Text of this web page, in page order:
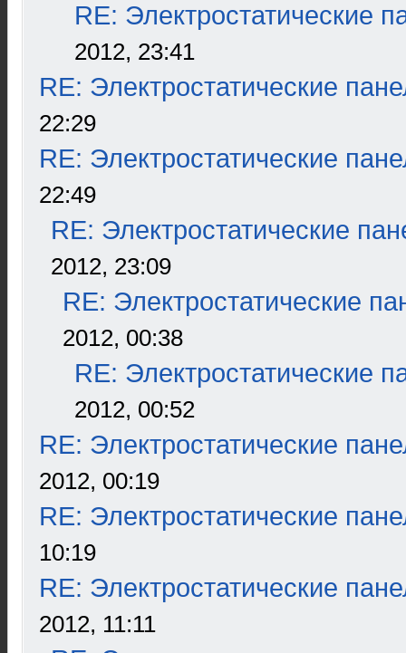
RE: Электростатические
2012, 23:41
RE: Электростатические
22:29
RE: Электростатические
22:49
RE: Электростатические
2012, 23:09
RE: Электростатические
2012, 00:38
RE: Электростатические
2012, 00:52
RE: Электростатические
2012, 00:19
RE: Электростатические
10:19
RE: Электростатические
2012, 11:11